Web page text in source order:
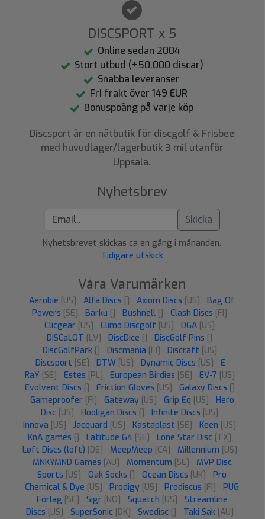
DISCSPORT x 5
Online sedan 2004
Stort utbud (+50.000 discar)
Snabba leveranser
Fri frakt över 149 EUR
Bonuspoäng på varje köp
Discsport är en nätbutik för discgolf & Frisbee
med huvudlager/lagerbutik 3 mil utanför
Uppsala.
Nyhetsbrev
Skicka
Nyhetsbrevet skickas ca en gång i månanden.
Tidigare utskick
Våra Varumärken
Aerobie [US] Alfa Discs Axiom Discs [US]
Bag Of
Powers [SE] Barku Bushnell Clash Discs [FI]
Clicgear [US] Climo Discgolf [US] DGA [US]
DISCaLOT [LV] DiscDice DiscGolf Pins
DiscGolfPark
Discmania [FI] Discraft [US]
Discsport [SE] DTW [US] Dynamic Discs [US]
E-
RaY [SE] Estes [PL] European Birdies [SE] EV-7 [US]
Evolvent Discs
Friction Gloves [US] Galaxy Discs
Gameproofer [FI] Gateway [US] Grip Eq [US]
Hero
Disc [US] Hooligan Discs Infinite Discs [US]
Innova [US] Jacquard [US] Kastaplast [SE] Keen [US]
KnA games
Latitude 64 [SE] Lone Star Disc [TX]
Løft Discs (loft) [DE] MeepMeep [CA] Millennium [US]
MNKYMND Games [AU] Momentum [SE]
MVP Disc
Sports [US] Oak Socks Ocean Discs [UK]
Pro
Chemical & Dye [US] Prodigy [US] Prodiscus [FI]
PUG
Förlag [SE] Sigr [NO] Squatch [US]
Streamline
Discs [US] SuperSonic [DK] Swedisc Taki Sak [AU]